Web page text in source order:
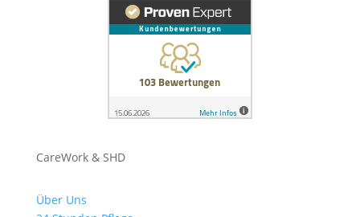
CareWork & SHD
Über Uns